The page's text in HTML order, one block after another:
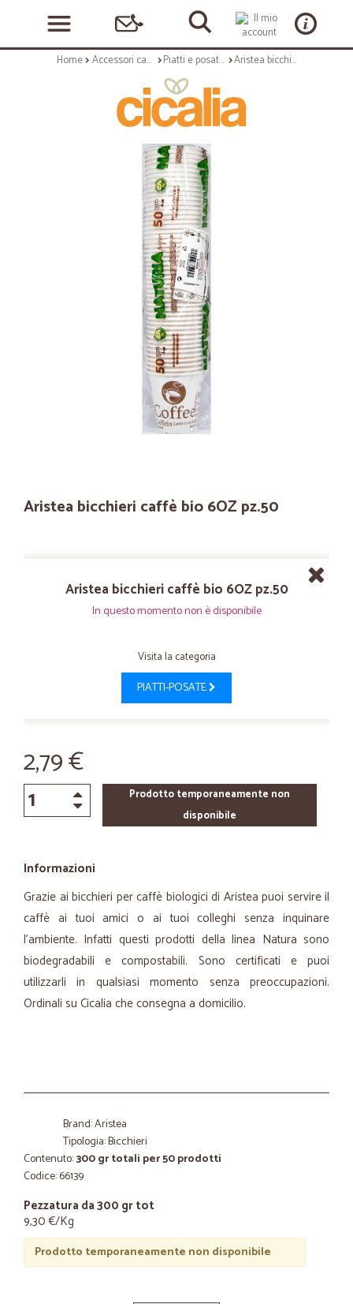
Home Accessori casa e cucina Piatti e posate monouso Aristea bicchieri caffè bio 6OZ pz.50
Aristea bicchieri caffè bio 6OZ pz.50
Aristea bicchieri caffè bio 6OZ pz.50
In questo momento non è disponibile
Visita la categoria
PIATTI-POSATE
2,79 €
Prodotto temporaneamente non
disponibile
Informazioni
Grazie ai bicchieri per caffè biologici di Aristea puoi servire il
caffè ai tuoi amici o ai tuoi colleghi senza inquinare
l'ambiente. Infatti questi prodotti della linea Natura sono
biodegradabili e compostabili. Sono certificati e puoi
utilizzarli in qualsiasi momento senza preoccupazioni.
Ordinali su Cicalia che consegna a domicilio.
Brand: Aristea
Tipologia: Bicchieri
Contenuto:300 gr totali per 50 prodotti
Codice: 66139
Pezzatura da 300 gr tot
9,30 €/Kg
Prodotto temporaneamente non disponibile